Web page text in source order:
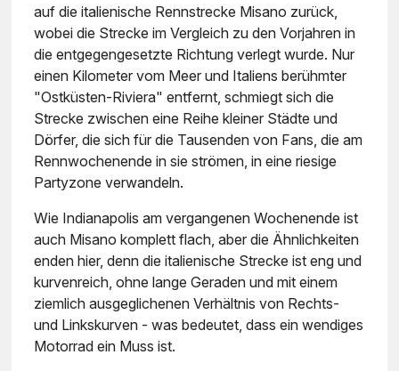
auf die italienische Rennstrecke Misano zurück,
wobei die Strecke im Vergleich zu den Vorjahren in
die entgegengesetzte Richtung verlegt wurde. Nur
einen Kilometer vom Meer und Italiens berühmter
"Ostküsten-Riviera" entfernt, schmiegt sich die
Strecke zwischen eine Reihe kleiner Städte und
Dörfer, die sich für die Tausenden von Fans, die am
Rennwochenende in sie strömen, in eine riesige
Partyzone verwandeln.
Wie Indianapolis am vergangenen Wochenende ist
auch Misano komplett flach, aber die Ähnlichkeiten
enden hier, denn die italienische Strecke ist eng und
kurvenreich, ohne lange Geraden und mit einem
ziemlich ausgeglichenen Verhältnis von Rechts-
und Linkskurven - was bedeutet, dass ein wendiges
Motorrad ein Muss ist.